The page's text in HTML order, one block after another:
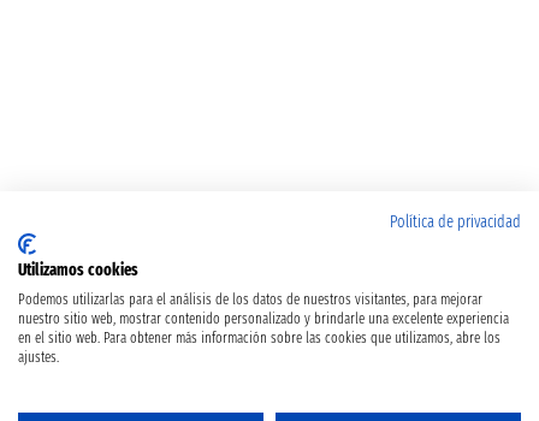
Política de privacidad
Utilizamos cookies
Podemos utilizarlas para el análisis de los datos de nuestros visitantes, para mejorar
nuestro sitio web, mostrar contenido personalizado y brindarle una excelente experiencia
en el sitio web. Para obtener más información sobre las cookies que utilizamos, abre los
ajustes.